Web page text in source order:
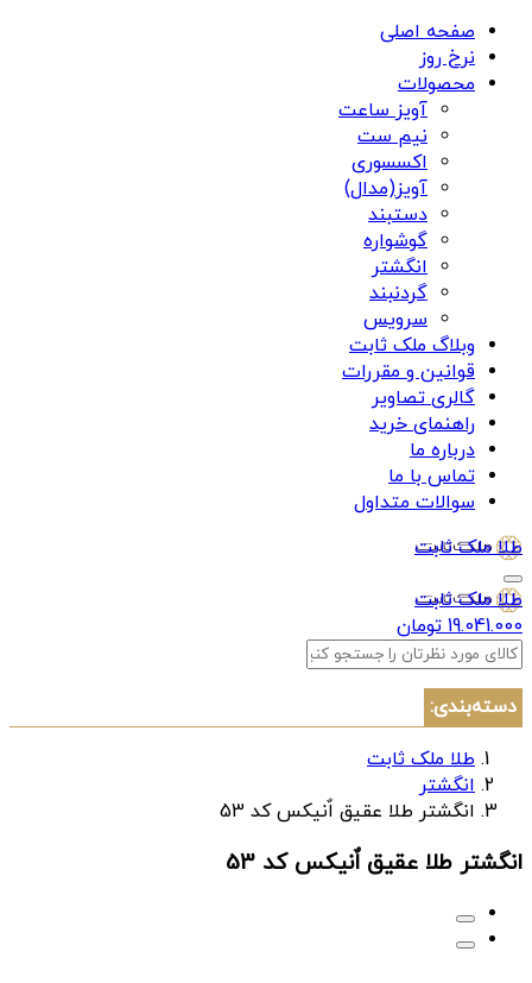
صفحه اصلی
نرخ روز
محصولات
آویز ساعت
نیم ست
اکسسوری
آویز(مدال)
دستبند
گوشواره
انگشتر
گردنبند
سرویس
وبلاگ ملک ثابت
قوانین و مقررات
گالری تصاویر
راهنمای خرید
درباره ما
تماس با ما
سوالات متداول
طلا ملک ثابت
طلا ملک ثابت
19.041.000 تومان
دسته‌بندی:
طلا ملک ثابت
انگشتر
انگشتر طلا عقيق اٌنيکس کد 53
انگشتر طلا عقيق اٌنيکس کد 53